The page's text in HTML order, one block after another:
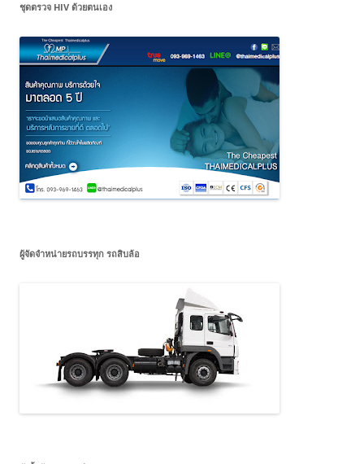
ชุดตรวจ HIV ด้วยตนเอง
ผู้จัดจำหน่ายรถบรรทุก รถสิบล้อ